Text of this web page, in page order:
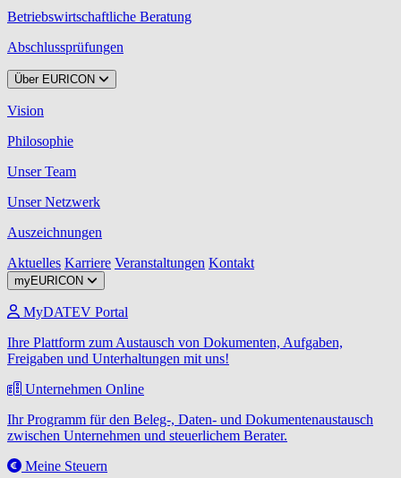
Betriebswirtschaftliche Beratung
Abschlussprüfungen
Über EURICON
Vision
Philosophie
Unser Team
Unser Netzwerk
Auszeichnungen
Aktuelles Karriere Veranstaltungen Kontakt
myEURICON
MyDATEV Portal
Ihre Plattform zum Austausch von Dokumenten, Aufgaben,
Freigaben und Unterhaltungen mit uns!
Unternehmen Online
Ihr Programm für den Beleg-, Daten- und Dokumentenaustausch
zwischen Unternehmen und steuerlichem Berater.
Meine Steuern